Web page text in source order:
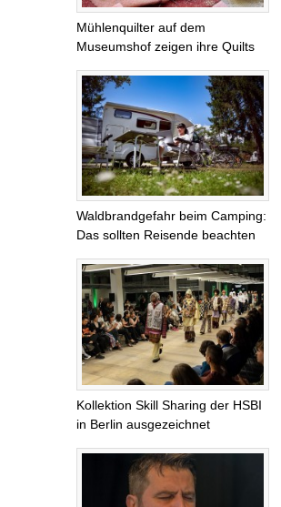
Mühlenquilter auf dem
Museumshof zeigen ihre Quilts
Waldbrandgefahr beim Camping:
Das sollten Reisende beachten
Kollektion Skill Sharing der HSBI
in Berlin ausgezeichnet